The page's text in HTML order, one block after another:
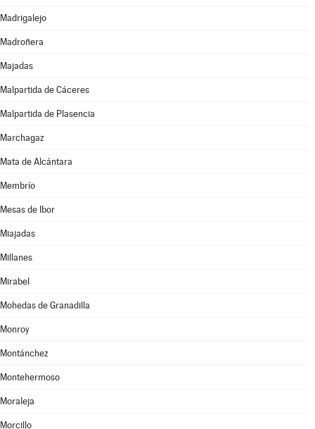
Madrigalejo
Madroñera
Majadas
Malpartida de Cáceres
Malpartida de Plasencia
Marchagaz
Mata de Alcántara
Membrío
Mesas de Ibor
Miajadas
Millanes
Mirabel
Mohedas de Granadilla
Monroy
Montánchez
Montehermoso
Moraleja
Morcillo